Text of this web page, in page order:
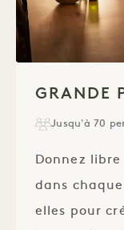
GRANDE
Jusqu'à 70
Donnez
dans
elles pour